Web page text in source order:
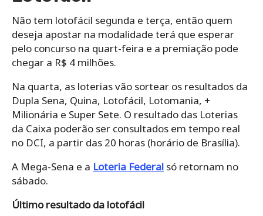
Não tem lotofácil segunda e terça, então quem
deseja apostar na modalidade terá que esperar
pelo concurso na quart-feira e a premiação pode
chegar a R$ 4 milhões.
Na quarta, as loterias vão sortear os resultados da
Dupla Sena, Quina, Lotofácil, Lotomania, +
Milionária e Super Sete. O resultado das Loterias
da Caixa poderão ser consultados em tempo real
no DCI, a partir das 20 horas (horário de Brasília).
A Mega-Sena e a Loteria Federal só retornam no
sábado.
Último resultado da lotofácil